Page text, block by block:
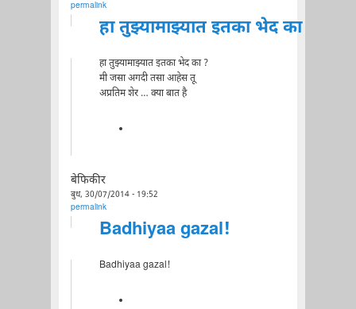
permalink
हा तुझ्यामाझ्यात इतका भेद का
हा तुझ्यामाझ्यात इतका भेद का ?
मी जसा अगदी तसा आहेस तू
अप्रतिम शेर … क्या बात है
बेफिकीर
बुध, 30/07/2014 - 19:52
permalink
Badhiyaa gazal!
Badhiyaa gazal!